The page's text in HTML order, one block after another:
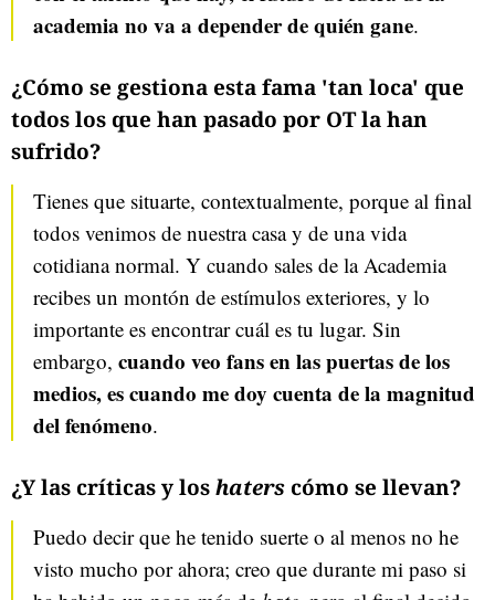
academia no va a depender de quién gane.
¿Cómo se gestiona esta fama 'tan loca' que
todos los que han pasado por OT la han
sufrido?
Tienes que situarte, contextualmente, porque al final
todos venimos de nuestra casa y de una vida
cotidiana normal. Y cuando sales de la Academia
recibes un montón de estímulos exteriores, y lo
importante es encontrar cuál es tu lugar. Sin
embargo, cuando veo fans en las puertas de los
medios, es cuando me doy cuenta de la magnitud
del fenómeno.
¿Y las críticas y loshaters cómo se llevan?
Puedo decir que he tenido suerte o al menos no he
visto mucho por ahora; creo que durante mi paso si